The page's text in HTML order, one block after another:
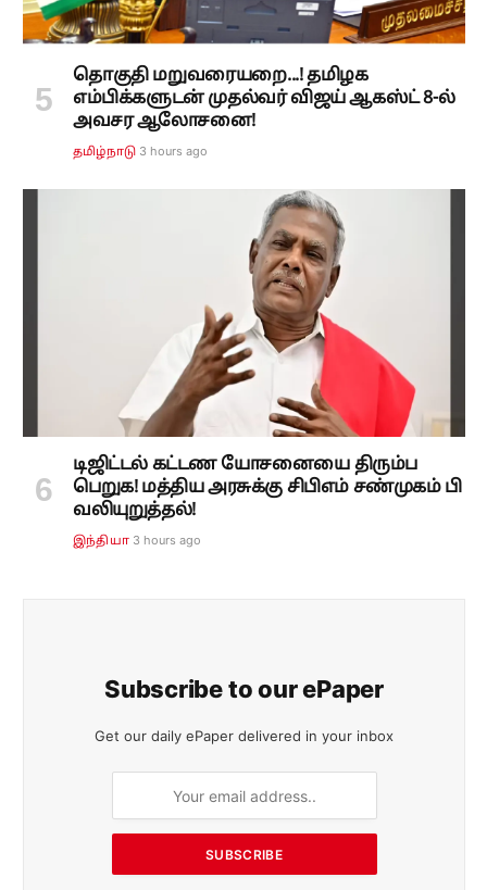
தொகுதி மறுவரையறை...! தமிழக
எம்பிக்களுடன் முதல்வர் விஜய் ஆகஸ்ட் 8-ல்
அவசர ஆலோசனை!
தமிழ்நாடு 3 hours ago
டிஜிட்டல் கட்டண யோசனையை திரும்ப
பெறுக! மத்திய அரசுக்கு சிபிஎம் சண்முகம் பி
வலியுறுத்தல்!
இந்தியா 3 hours ago
Subscribe to our ePaper
Get our daily ePaper delivered in your inbox
SUBSCRIBE